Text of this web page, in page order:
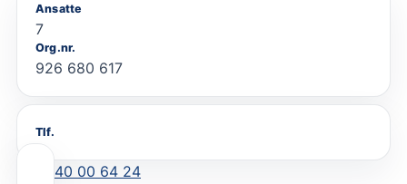
Ansatte
7
Org.nr.
926 680 617
Tlf.
40 00 64 24